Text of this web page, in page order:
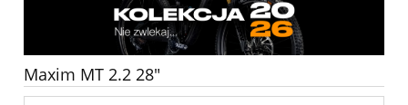
Maxim MT 2.2 28"